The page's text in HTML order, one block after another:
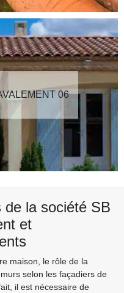
06
de la société SB
et
maison, le rôle de la
selon les façadiers de
il est nécessaire de